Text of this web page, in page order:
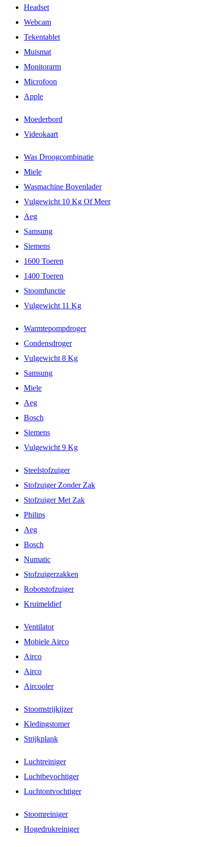
Headset
Webcam
Tekentablet
Muismat
Monitorarm
Microfoon
Apple
Moederbord
Videokaart
Was Droogcombinatie
Miele
Wasmachine Bovenlader
Vulgewicht 10 Kg Of Meer
Aeg
Samsung
Siemens
1600 Toeren
1400 Toeren
Stoomfunctie
Vulgewicht 11 Kg
Warmtepompdroger
Condensdroger
Vulgewicht 8 Kg
Samsung
Miele
Aeg
Bosch
Siemens
Vulgewicht 9 Kg
Steelstofzuiger
Stofzuiger Zonder Zak
Stofzuiger Met Zak
Philips
Aeg
Bosch
Numatic
Stofzuigerzakken
Robotstofzuiger
Kruimeldief
Ventilator
Mobiele Airco
Airco
Airco
Aircooler
Stoomstrijkijzer
Kledingstomer
Strijkplank
Luchtreiniger
Luchtbevochtiger
Luchtontvochtiger
Stoomreiniger
Hogedrukreiniger